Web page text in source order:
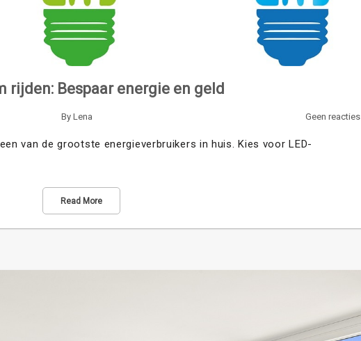
rijden: Bespaar energie en geld
By Lena Geen reacties
van de grootste energieverbruikers in huis. Kies voor LED-
Read More